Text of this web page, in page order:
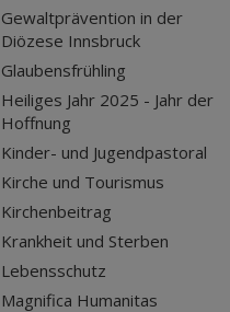
Gewaltprävention in der
Diözese Innsbruck
Glaubensfrühling
Heiliges Jahr 2025 - Jahr der
Hoffnung
Kinder- und Jugendpastoral
Kirche und Tourismus
Kirchenbeitrag
Krankheit und Sterben
Lebensschutz
Magnifica Humanitas